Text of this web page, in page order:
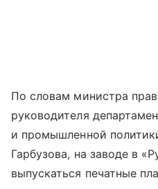
По словам министра
руководителя
и промышленной
Гарбузова, на заводе в
выпускаться печатные